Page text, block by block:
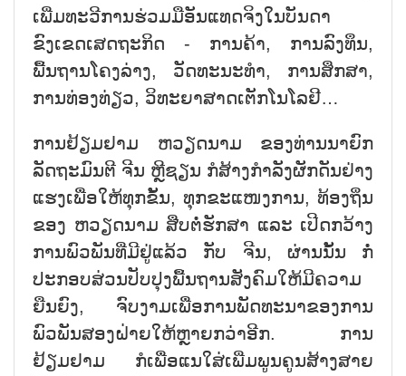
ເພີ່ມທະວີການຮ່ວມມືອັນແທດຈິງໃນບັນດາ
ຂົງເຂດເສດຖະກິດ - ການຄ້າ, ການລົງທຶນ,
ພື້ນຖານໂຄງລ່າງ, ວັດທະນະທຳ, ການສຶກສາ,
ການທ່ອງທ່ຽວ, ວິທະຍາສາດເຕັກໂນໂລຢີ…
ການຢ້ຽມຢາມ ຫວຽດນາມ ຂອງທ່ານນາຍົກ
ລັດຖະມົນຕີ ຈີນ ຫຼີຊຽນ ກໍສ້າງກຳລັງຜັກດັນຢ່າງ
ແຮງເພື່ອໃຫ້ທຸກຂັ້ນ, ທຸກຂະແໜງການ, ທ້ອງຖິ່ນ
ຂອງ ຫວຽດນາມ ສືບຕໍ່ຮັກສາ ແລະ ເປີດກວ້າງ
ການພົວພັນທີ່ມີຢູ່ແລ້ວ ກັບ ຈີນ, ຜ່ານນັ້ນ ກໍ່
ປະກອບສ່ວນປັບປຸງພື້ນຖານສັງຄົມໃຫ້ມີຄວາມ
ຍືນຍົງ, ຈົບງາມເພື່ອການພັດທະນາຂອງການ
ພົວພັນສອງຝ່າຍໃຫ້ຫຼາຍກວ່າອີກ. ການ
ຢ້ຽມຢາມ ກໍເພື່ອແນໃສ່ເພີ່ມພູນຄູນສ້າງສາຍ